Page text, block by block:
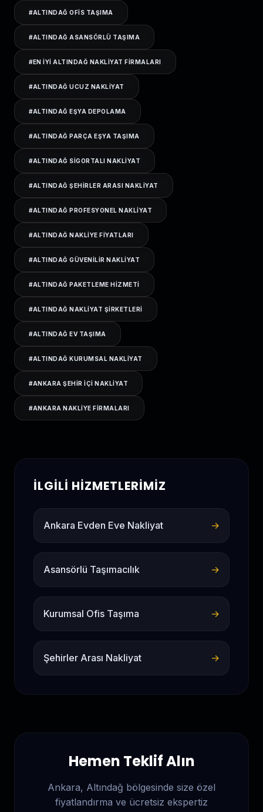
#ALTINDAĞ OFIS TAŞIMA
#ALTINDAĞ ASANSÖRLÜ TAŞIMA
#EN IYI ALTINDAĞ NAKLIYAT FIRMALARI
#ALTINDAĞ UCUZ NAKLIYAT
#ALTINDAĞ EŞYA DEPOLAMA
#ALTINDAĞ PARÇA EŞYA TAŞIMA
#ALTINDAĞ SIGORTALI NAKLIYAT
#ALTINDAĞ ŞEHIRLER ARASI NAKLIYAT
#ALTINDAĞ PROFESYONEL NAKLIYAT
#ALTINDAĞ NAKLIYE FIYATLARI
#ALTINDAĞ GÜVENILIR NAKLIYAT
#ALTINDAĞ PAKETLEME HIZMETI
#ALTINDAĞ NAKLIYAT ŞIRKETLERI
#ALTINDAĞ EV TAŞIMA
#ALTINDAĞ KURUMSAL NAKLIYAT
#ANKARA ŞEHIR IÇI NAKLIYAT
#ANKARA NAKLIYE FIRMALARI
İLGILI HIZMETLERIMIZ
Ankara Evden Eve Nakliyat →
Asansörlü Taşımacılık →
Kurumsal Ofis Taşıma →
Şehirler Arası Nakliyat →
Hemen Teklif Alın
Ankara, Altındağ bölgesinde size özel
fiyatlandırma ve ücretsiz ekspertiz